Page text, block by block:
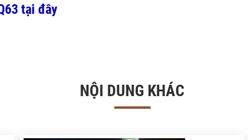
tại đây
NỘI DUNG KHÁC